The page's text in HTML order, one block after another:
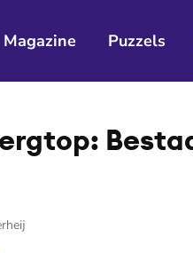
Magazine Puzzels